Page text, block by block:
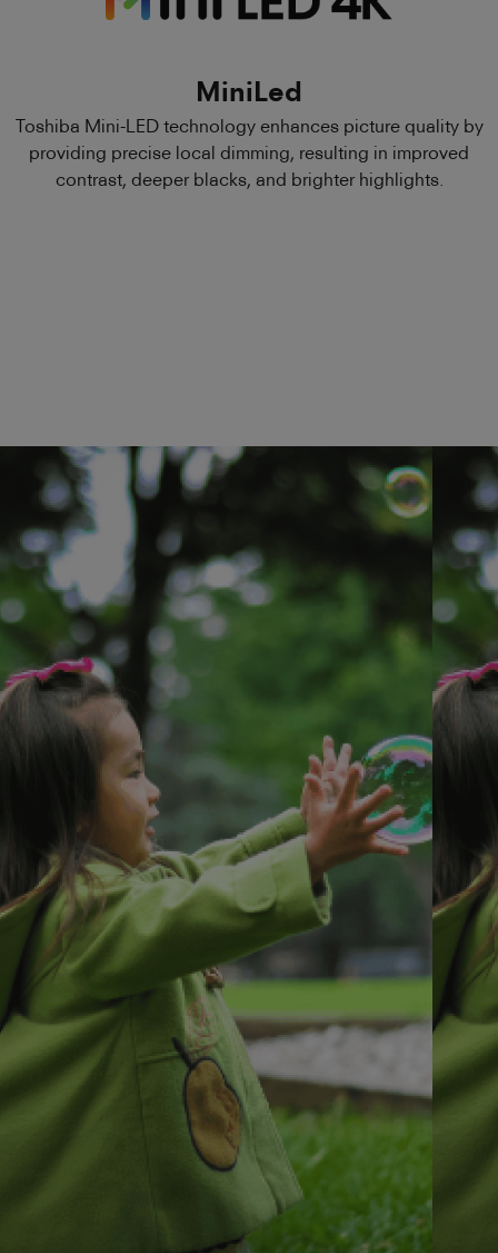
MiniLed
Toshiba Mini-LED technology enhances picture quality by
providing precise local dimming, resulting in improved
contrast, deeper blacks, and brighter highlights.